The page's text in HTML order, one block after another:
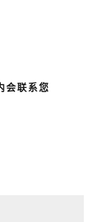
会联系您